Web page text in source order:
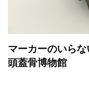
マーカーのいら
頭蓋骨博物館